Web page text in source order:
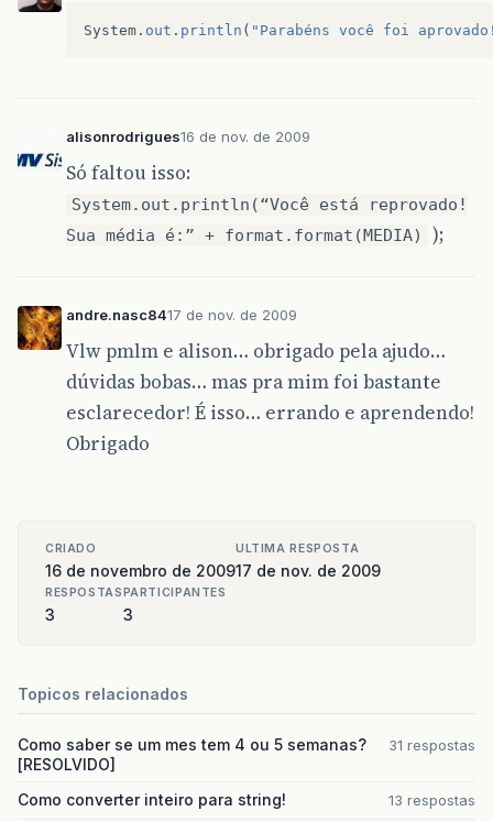
System . out . println ( "Parabéns você foi
alisonrodrigues16 de nov. de 2009
Só faltou isso:
System.out.println(“Você está reprovado!
Sua média é:” + format.format(MEDIA)
);
andre.nasc8417 de nov. de 2009
Vlw pmlm e alison… obrigado pela ajudo…
dúvidas bobas… mas pra mim foi bastante
esclarecedor! É isso… errando e aprendendo!
Obrigado
CRIADO
16 de novembro de 2009
ULTIMA RESPOSTA
17 de nov. de 2009
RESPOSTAS
3
PARTICIPANTES
3
Topicos relacionados
Como saber se um mes tem 4 ou 5 semanas?
[RESOLVIDO]
31 respostas
Como converter inteiro para string! 13 respostas